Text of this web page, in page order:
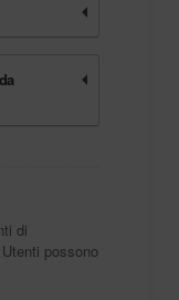
di
possono